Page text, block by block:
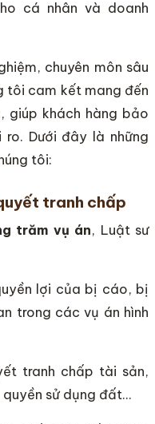
cá nhân và doanh
chuyên môn sâu
tôi cam kết mang đến
, giúp khách hàng bảo
Dưới đây là những
tôi:
tranh chấp
trăm vụ án, Luật sư
lợi của bị cáo, bị
trong các vụ án hình
tranh chấp tài sản,
sử dụng đất…